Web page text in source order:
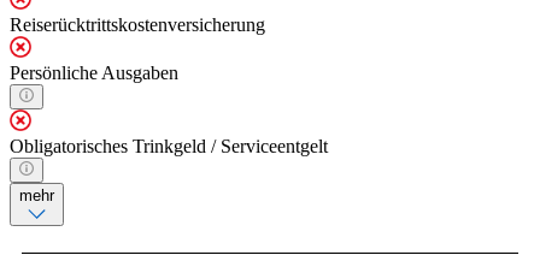
Reiserücktrittskostenversicherung
Persönliche Ausgaben
Obligatorisches Trinkgeld / Serviceentgelt
mehr